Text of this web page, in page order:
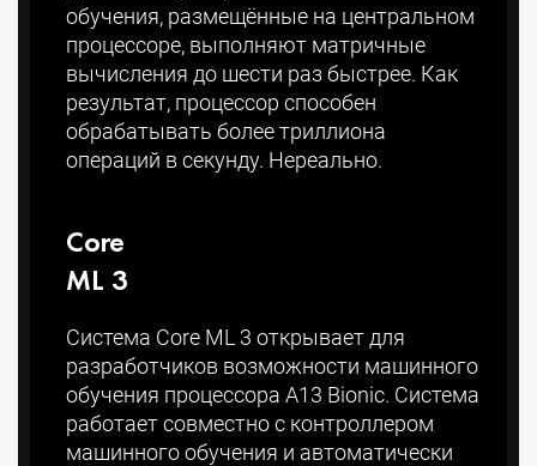
обучения, размещённые на центральном
процессоре, выполняют матричные
вычисления до шести раз быстрее. Как
результат, процессор способен
обрабатывать более триллиона
операций в секунду. Нереально.
Core
ML 3
Система Core ML 3 открывает для
разработчиков возможности машинного
обучения процессора A13 Bionic. Система
работает совместно с контроллером
машинного обучения и автоматически